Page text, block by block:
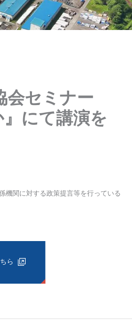
会セミナー
』にて講演を
機関に対する政策提言等を行っている
ら